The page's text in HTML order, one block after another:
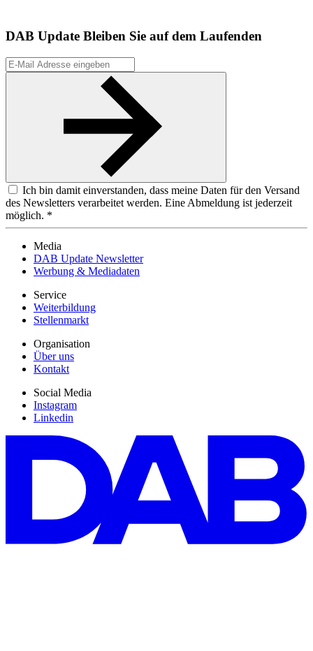
DAB Update Bleiben Sie auf dem Laufenden
Ich bin damit einverstanden, dass meine Daten für den Versand
des Newsletters verarbeitet werden. Eine Abmeldung ist jederzeit
möglich. *
Media
DAB Update Newsletter
Werbung & Mediadaten
Service
Weiterbildung
Stellenmarkt
Organisation
Über uns
Kontakt
Social Media
Instagram
Linkedin